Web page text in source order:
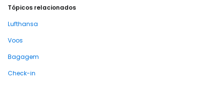
Tópicos relacionados
Lufthansa
Voos
Bagagem
Check-in